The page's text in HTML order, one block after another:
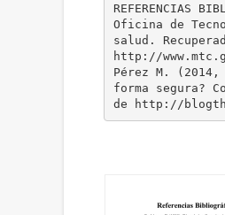
REFERENCIAS
Oficina de
salud.
http://
Pérez M.
forma segura?